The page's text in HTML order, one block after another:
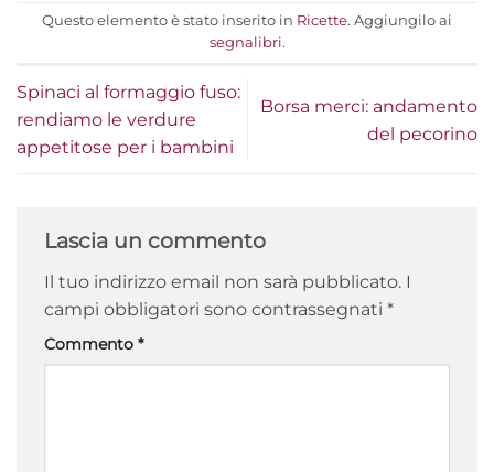
Questo elemento è stato inserito in Ricette. Aggiungilo ai
segnalibri.
Spinaci al formaggio fuso:
rendiamo le verdure
appetitose per i bambini
Borsa merci: andamento
del pecorino
Lascia un commento
Il tuo indirizzo email non sarà pubblicato. I
campi obbligatori sono contrassegnati *
Commento *